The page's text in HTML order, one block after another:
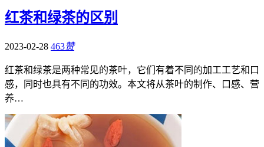
红茶和绿茶的区别
2023-02-28 463赞
红茶和绿茶是两种常见的茶叶，它们有着不同的加工工艺和口
感，同时也具有不同的功效。本文将从茶叶的制作、口感、营
养…